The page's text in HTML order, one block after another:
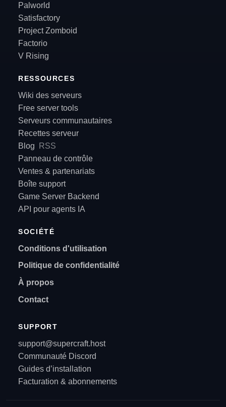
Palworld
Satisfactory
Project Zomboid
Factorio
V Rising
RESSOURCES
Wiki des serveurs
Free server tools
Serveurs communautaires
Recettes serveur
Blog
RSS
Panneau de contrôle
Ventes & partenariats
Boîte support
Game Server Backend
API pour agents IA
SOCIÉTÉ
Conditions d'utilisation
Politique de confidentialité
À propos
Contact
SUPPORT
support@supercraft.host
Communauté Discord
Guides d’installation
Facturation & abonnements